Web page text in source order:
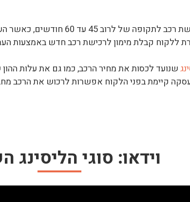
ליסינג מימוני הוא מעין הלוואה
ללקוח קבלת מימון לרכישת רכב חדש באמצעות
שנועד לכסות את מחיר הרכב, כמו גם את עלות
קיימת בפני הלקוח אפשרות לרכוש את הרכב
וידאו: סוגי הליסינג